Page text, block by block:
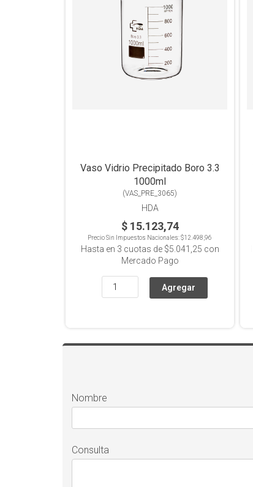
Vaso Vidrio Precipitado Boro 3.3
1000ml
(VAS_PRE_3065)
HDA
$ 15.123,74
Precio Sin Impuestos Nacionales:$12.498,96
Hasta en 3 cuotas de $5.041,25 con
Mercado Pago
Nombre
Consulta